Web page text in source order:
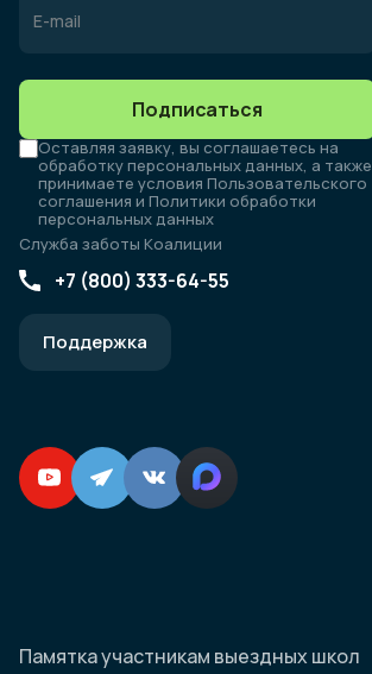
Подписаться
Оставляя заявку, вы соглашаетесь на
обработку персональных данных, а также
принимаете условия Пользовательского
соглашения и Политики обработки
персональных данных
Служба заботы Коалиции
+7 (800) 333-64-55
Поддержка
Памятка участникам выездных школ